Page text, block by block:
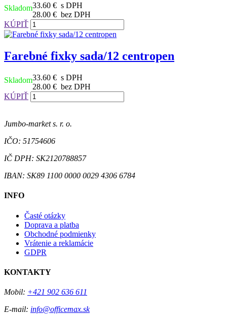
Skladom33.60 € s DPH
28.00 € bez DPH
KÚPIŤ
Farebné fixky sada/12 centropen
Skladom33.60 € s DPH
28.00 € bez DPH
KÚPIŤ
Jumbo-market s. r. o.
IČO: 51754606
IČ DPH: SK2120788857
IBAN: SK89 1100 0000 0029 4306 6784
INFO
Časté otázky
Doprava a platba
Obchodné podmienky
Vrátenie a reklamácie
GDPR
KONTAKTY
Mobil: +421 902 636 611
E-mail: info@officemax.sk